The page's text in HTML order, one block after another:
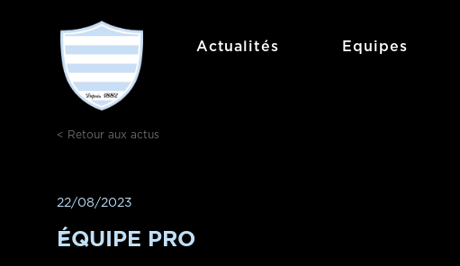
Actualités Equipes
< Retour aux actus
22/08/2023
ÉQUIPE PRO